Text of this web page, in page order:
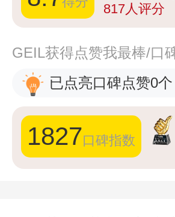
817人评分
GEIL获得点赞我最棒/口
已点亮口碑点赞0个
1827口碑指数